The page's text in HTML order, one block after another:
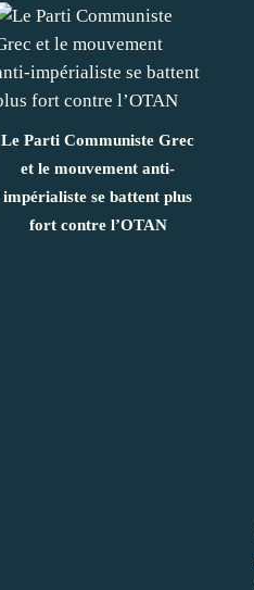
Le Parti Communiste Grec
et le mouvement anti-
impérialiste se battent plus
fort contre l’OTAN